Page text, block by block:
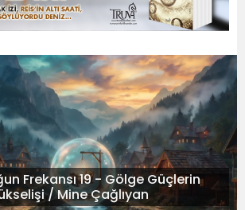
Frekansı 19 - Gölge Güçlerin
/ Mine Çağlıyan